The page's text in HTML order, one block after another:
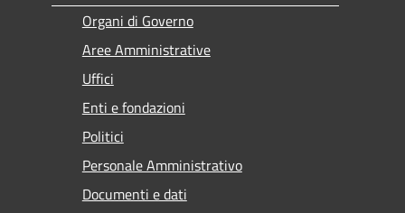
Organi di Governo
Aree Amministrative
Uffici
Enti e fondazioni
Politici
Personale Amministrativo
Documenti e dati